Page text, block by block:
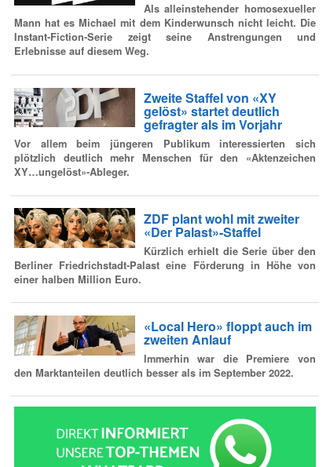
Als alleinstehender homosexueller
Mann hat es Michael mit dem Kinderwunsch nicht leicht. Die
Instant-Fiction-Serie zeigt seine Anstrengungen und
Erlebnisse auf diesem Weg.
Zweite Staffel von «XY
gelöst» startet deutlich
gefragter als im Vorjahr
Vor allem beim jüngeren Publikum interessierten sich
plötzlich deutlich mehr Menschen für den «Aktenzeichen
XY…ungelöst»-Ableger.
ZDF plant wohl mit zweiter
«Der Palast»-Staffel
Kürzlich erhielt die Serie über den
Berliner Friedrichstadt-Palast eine Förderung in Höhe von
einer halben Million Euro.
«Local Hero» floppt auch im
zweiten Anlauf
Immerhin war die Premiere von
den Marktanteilen deutlich besser als im September 2022.